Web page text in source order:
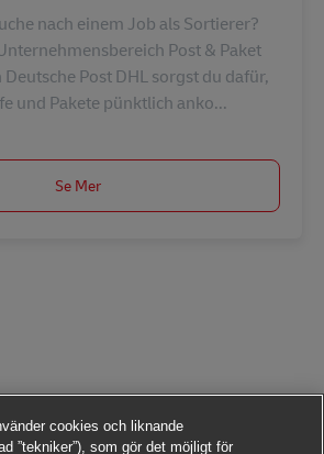
nach einem Job als Sortierer?
Post & Paket
Post DHL sorgst du dafür,
und Pakete pünktlich anko...
Se Mer
cookies och liknande
”tekniker”), som gör det möjligt för